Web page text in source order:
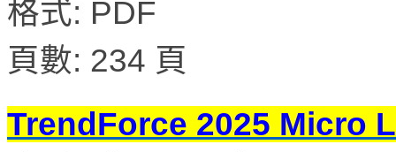
格式: PDF
頁數: 234 頁
TrendForce 2025 Micro